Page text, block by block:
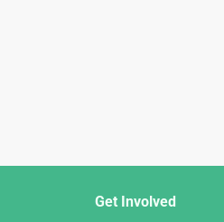
Get Involved